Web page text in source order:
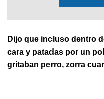
Dijo que incluso dentro
cara y patadas por un
gritaban perro, zorra